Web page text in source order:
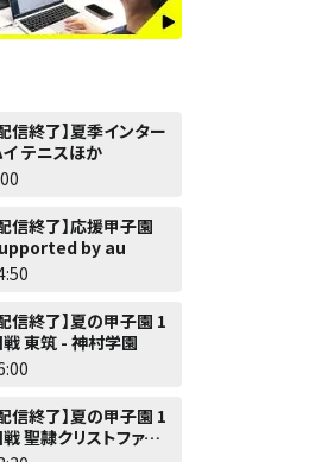
配信終了】夏季インター
テニスほか
配信終了】応援甲子園
by au
配信終了】夏の甲子園 1
戦 東筑 - 神村学園
配信終了】夏の甲子園 1
聖隷クリストファー -